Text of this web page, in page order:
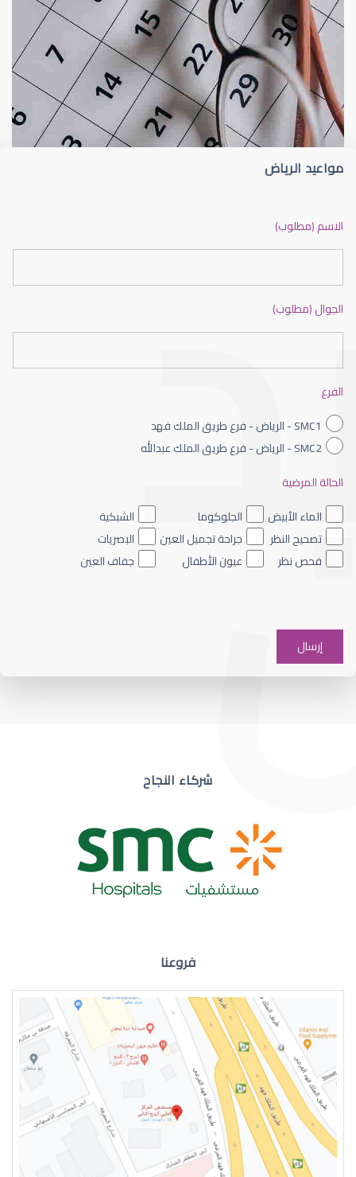
قلوبال لرعاية العين ضعف نظر
ضعف نظر الاطفال
ضعف نظر العين اليسرى
ضعف نظر مفاجئ
ضعف نظر في العين اليسرى
مواعيد الرياض
الاسم (مطلوب)
الجوال (مطلوب)
الفرع
SMC1 - الرياض - فرع طريق الملك فهد
SMC2 - الرياض - فرع طريق الملك عبدالله
الحالة المرضية
الماء الأبيض
الجلوكوما
الشبكية
تصحيح النظر
جراحة تجميل العين
البصريات
فحص نظر
عيون الأطفال جفاف العين
شركاء النجاح
فروعنا